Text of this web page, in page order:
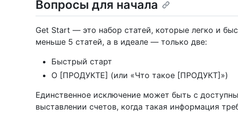
Вопросы для начала
Get Start — это набор статей, которые легко и
меньше 5 статей, а в идеале — только две:
Быстрый старт
О [ПРОДУКТЕ] (или «Что такое [ПРОДУКТ]»)
Единственное исключение может быть с
выставлении счетов, когда такая информация